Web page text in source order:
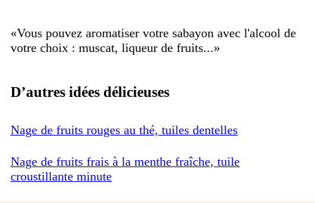
«Vous pouvez aromatiser votre sabayon avec l'alcool de
votre choix : muscat, liqueur de fruits...»
D’autres idées délicieuses
Nage de fruits rouges au thé, tuiles dentelles
Nage de fruits frais à la menthe fraîche, tuile
croustillante minute